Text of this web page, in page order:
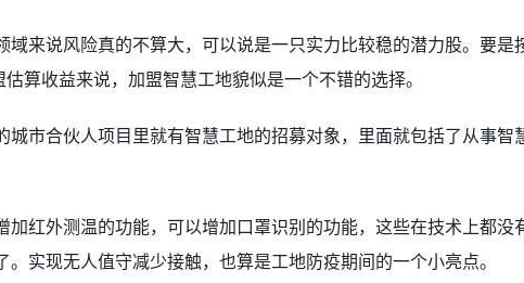
域来说风险真的不算大，可以说是一只实力比较稳的潜力股。要是
算收益来说，加盟智慧工地貌似是一个不错的选择。
城市合伙人项目里就有智慧工地的招募对象，里面就包括了从事智
加红外测温的功能，可以增加口罩识别的功能，这些在技术上都没
实现无人值守减少接触，也算是工地防疫期间的一个小亮点。